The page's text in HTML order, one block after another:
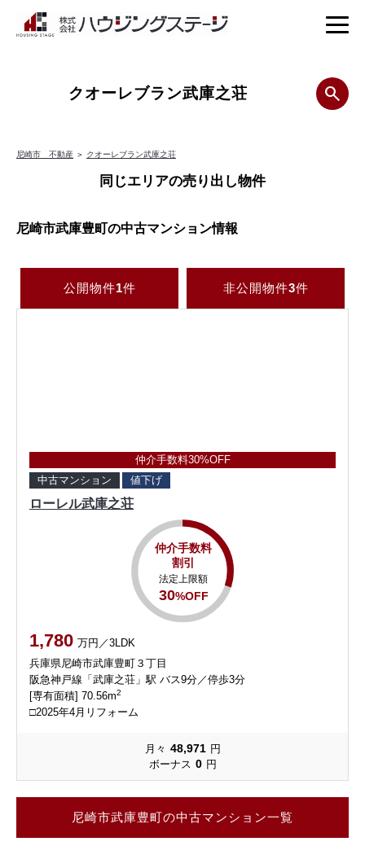
クオーレブラン武庫之荘
尼崎市 不動産 ＞ クオーレブラン武庫之荘
同じエリアの売り出し物件
尼崎市武庫豊町の中古マンション情報
公開物件1件 非公開物件3件
仲介手数料30%OFF
中古マンション
値下げ
ローレル武庫之荘
仲介手数料
割引
法定上限額
30%OFF
1,780 万円／3LDK
兵庫県尼崎市武庫豊町３丁目
阪急神戸線「武庫之荘」駅 バス9分／停歩3分
[専有面積] 70.56m2
□2025年4月リフォーム
月々 48,971 円
ボーナス 0 円
尼崎市武庫豊町の中古マンション一覧